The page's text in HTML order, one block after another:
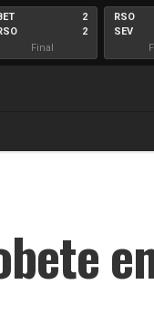
2
2
Final
RSO
SEV